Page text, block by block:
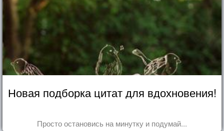
Новая подборка цитат для вдохновения!
Просто остановись на минутку и подумай...